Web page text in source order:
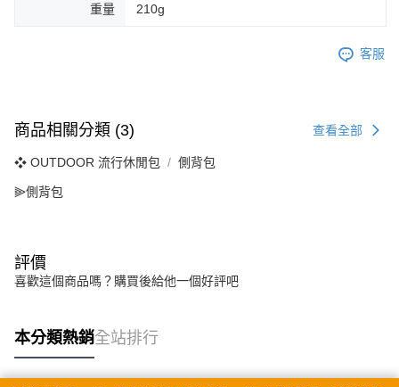
重量 210g
客服
商品相關分類 (3) 查看全部
❖ OUTDOOR 流行休閒包 側背包
⫸側背包
評價
喜歡這個商品嗎？購買後給他一個好評吧
本分類熱銷全站排行